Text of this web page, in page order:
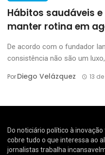
Hábitos saudáveis
manter rotina em
De acordo com o fundador
consistência não são um luxo,
PorDiego Velázquez 13
Do noticiário político à
cobre tudo o que interessa ao
jornalistas trabalha